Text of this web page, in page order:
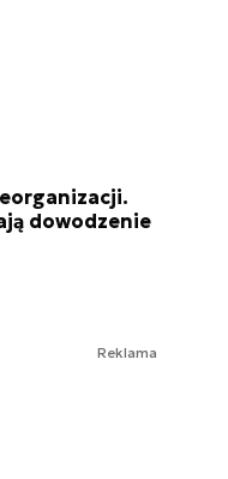
dowodzenie
Reklama